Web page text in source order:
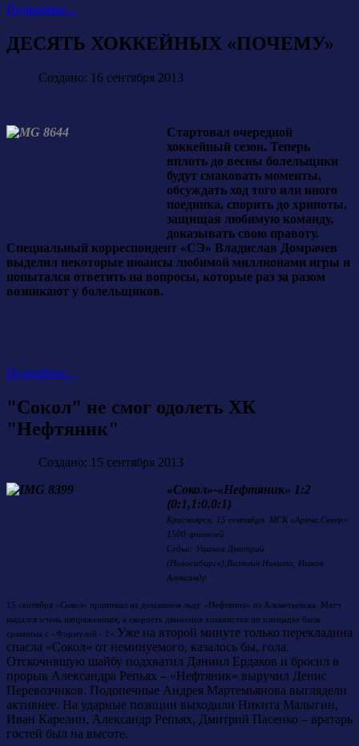
Подробнее...
ДЕСЯТЬ ХОККЕЙНЫХ «ПОЧЕМУ»
Создано: 16 сентября 2013
Стартовал очередной
хоккейный сезон. Теперь
вплоть до весны болельщики
будут смаковать моменты,
обсуждать ход того или иного
поединка, спорить до хрипоты,
защищая любимую команду,
доказывать свою правоту.
Специальный корреспондент «СЭ» Владислав Домрачев
выделил некоторые нюансы любимой миллионами игры и
попытался ответить на вопросы, которые раз за разом
возникают у болельщиков.
Подробнее...
"Сокол" не смог одолеть ХК
"Нефтяник"
Создано: 15 сентября 2013
«Сокол»-«Нефтяник» 1:2
(0:1,1:0,0:1)
Красноярск. 15 сентября. МСК «Арена.Север»
1500 зрителей
Судьи: Ушаков Дмитрий
(Новосибирск),Вилюгин Никита, Ишков
Александр
15 сентября «Сокол» принимал на домашнем льду «Нефтяник» из Альметьевска. Матч
выдался очень напряженным, а скорость движения хоккеистов по площадке была
сравнима с «Формулой - 1».Уже на второй минуте только перекладина
спасла «Сокол» от неминуемого, казалось бы, гола.
Отскочившую шайбу подхватил Даниил Ердаков и бросил в
прорыв Александра Репьях – «Нефтяник» выручил Денис
Перевозчиков. Подопечные Андрея Мартемьянова выглядели
активнее. На ударные позиции выходили Никита Малыгин,
Иван Карелин, Александр Репьях, Дмитрий Пасенко – вратарь
гостей был на высоте.